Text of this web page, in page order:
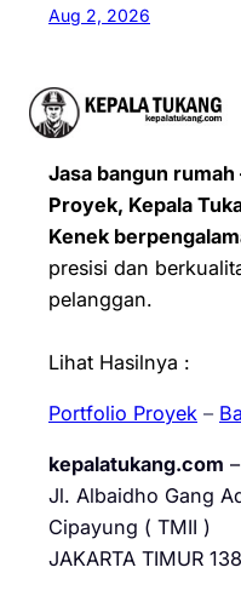
Aug 2, 2026
Jasa bangun
Proyek, Kepala
Kenek
presisi dan
pelanggan.
Lihat Hasilnya :
Portfolio Proyek –
kepalatukang.com –
Jl. Albaidho Gang
Cipayung ( TMII )
JAKARTA TIMUR